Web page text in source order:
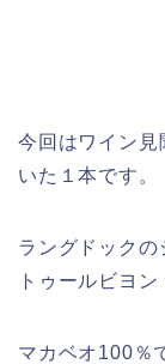
今回はワイン見
いた１本です。
ラングドックの
トゥールビヨ
マカベオ100％